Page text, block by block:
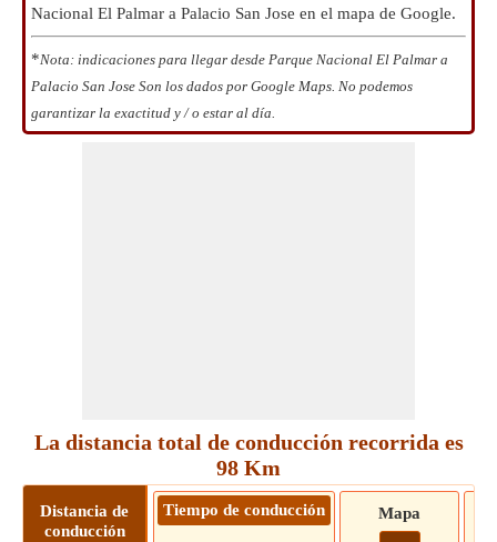
Nacional El Palmar a Palacio San Jose en el mapa de Google.
*Nota: indicaciones para llegar desde Parque Nacional El Palmar a
Palacio San Jose Son los dados por Google Maps. No podemos
garantizar la exactitud y / o estar al día.
La distancia total de conducción recorrida es
98 Km
Distancia de
conducción
Tiempo de conducción Mapa